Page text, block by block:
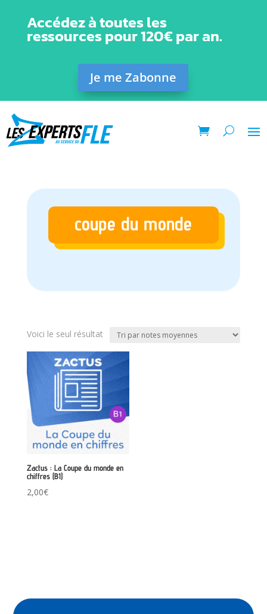
Accédez à toutes les
ressources pour 120€ par an.
Je me Zabonne
coupe du monde
Voici le seul résultat
Zactus : La Coupe du monde en
chiffres (B1)
2,00€